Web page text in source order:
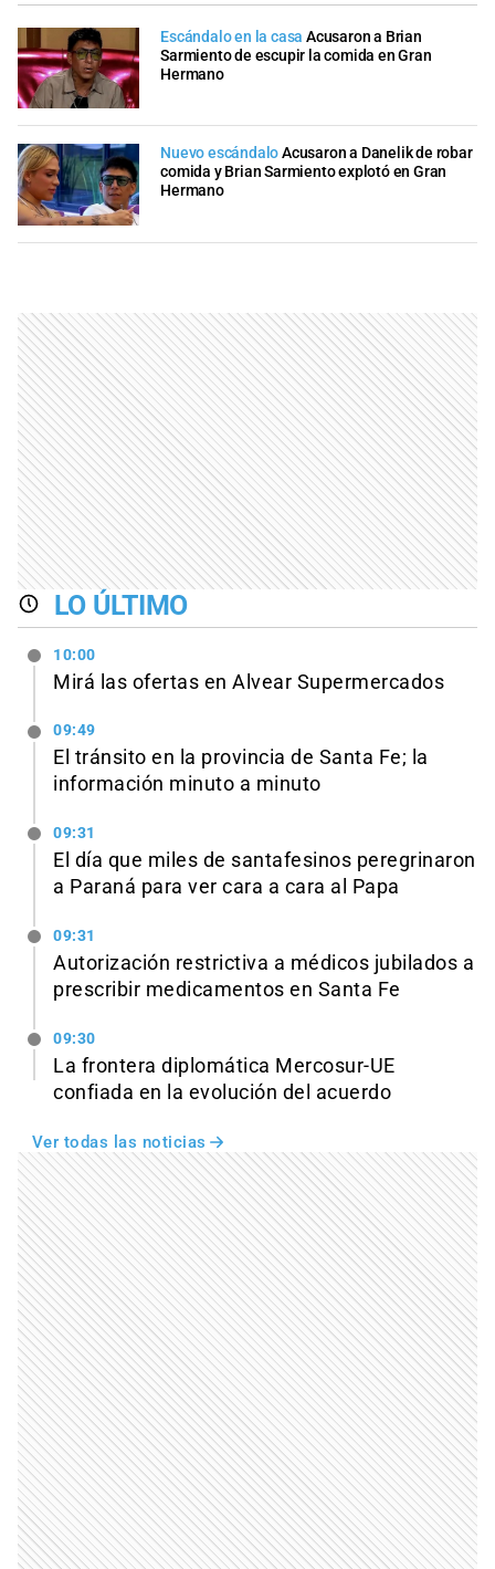
Escándalo en la casa Acusaron a Brian
Sarmiento de escupir la comida en Gran
Hermano
Nuevo escándaloAcusaron a Danelik de robar
comida y Brian Sarmiento explotó en Gran
Hermano
LO ÚLTIMO
10:00
Mirá las ofertas en Alvear Supermercados
09:49
El tránsito en la provincia de Santa Fe; la
información minuto a minuto
09:31
El día que miles de santafesinos peregrinaron
a Paraná para ver cara a cara al Papa
09:31
Autorización restrictiva a médicos jubilados a
prescribir medicamentos en Santa Fe
09:30
La frontera diplomática Mercosur-UE
confiada en la evolución del acuerdo
Ver todas las noticias